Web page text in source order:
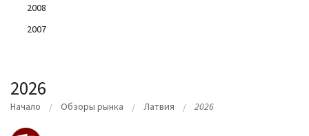
2008
2007
2026
Начало Oбзоры рынка Латвия 2026